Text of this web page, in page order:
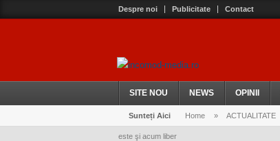
Despre noi Publicitate Contact
SITE NOU NEWS OPINII
Sunteți Aici Home » ACTUALITATE
este şi acum liber